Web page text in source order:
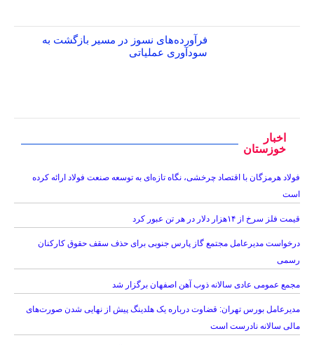
فرآورده‌های نسوز در مسیر بازگشت به
سودآوری عملیاتی
اخبار
خوزستان
فولاد هرمزگان با اقتصاد چرخشی، نگاه تازه‌ای به توسعه صنعت فولاد ارائه کرده
است
قیمت فلز سرخ از ۱۴هزار دلار در هر تن عبور کرد
درخواست مدیرعامل مجتمع گاز پارس جنوبی برای حذف سقف حقوق کارکنان
رسمی
مجمع عمومی عادی سالانه ذوب آهن اصفهان برگزار شد
مدیرعامل بورس تهران: قضاوت درباره یک هلدینگ پیش از نهایی شدن صورت‌های
مالی سالانه نادرست است